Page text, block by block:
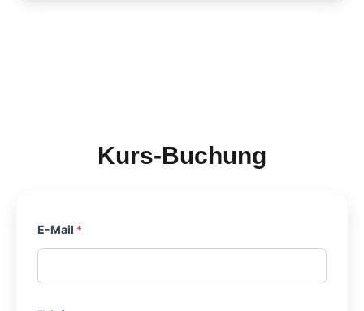
Kurs-Buchung
E-Mail *